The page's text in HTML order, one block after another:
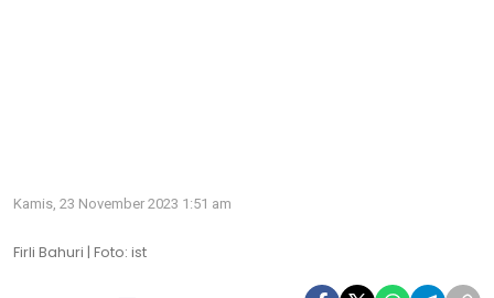
Kamis, 23 November 2023 1:51 am
Firli Bahuri | Foto: ist